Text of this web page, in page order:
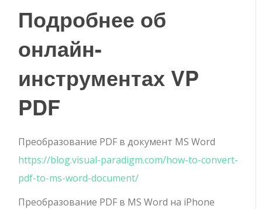
Подробнее об
онлайн-
инструментах VP
PDF
Преобразование PDF в документ MS Word
https://blog.visual-paradigm.com/how-to-convert-
pdf-to-ms-word-document/
Преобразование PDF в MS Word на iPhone